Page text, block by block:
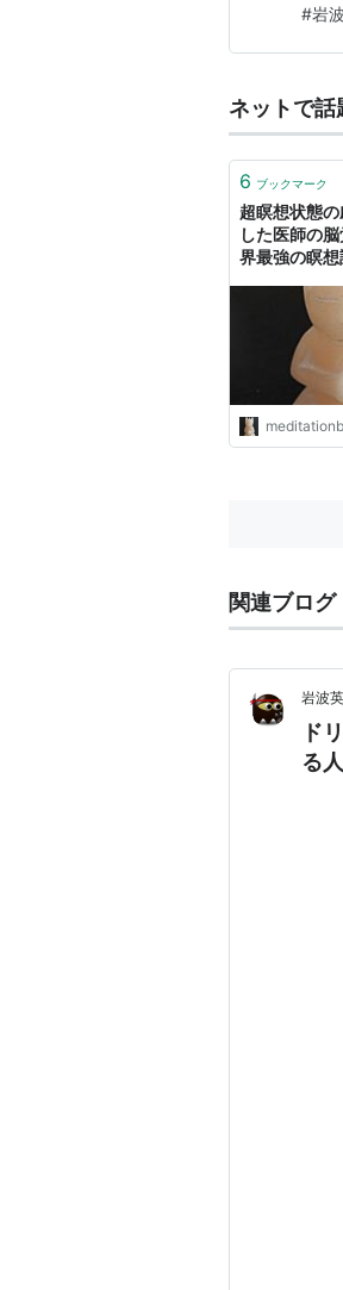
を覚
#岩
ネットで話
6 ブックマーク
超瞑想状態
した医師の
界最強の瞑
関連ブログ
岩波
ド
る